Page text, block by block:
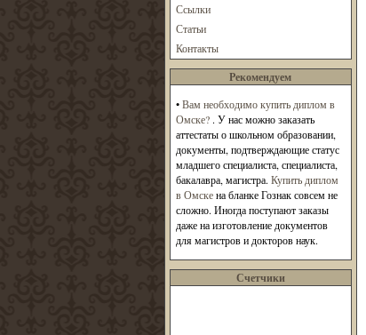
Ссылки
Статьи
Контакты
Рекомендуем
•Вам необходимо купить диплом в
Омске?. У нас можно заказать
аттестаты о школьном образовании,
документы, подтверждающие статус
младшего специалиста, специалиста,
бакалавра, магистра. Купить диплом
в Омскена бланке Гознак совсем не
сложно. Иногда поступают заказы
даже на изготовление документов
для магистров и докторов наук.
Счетчики